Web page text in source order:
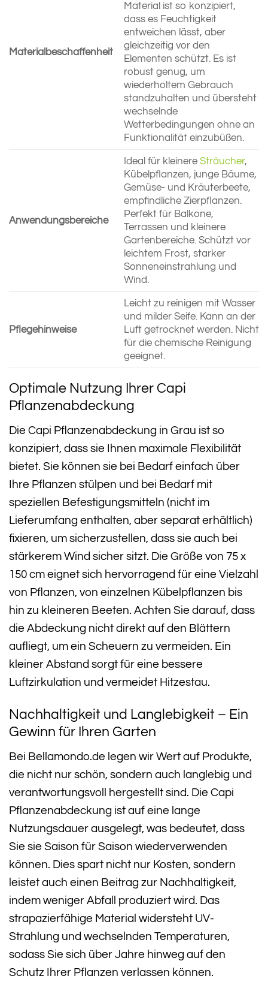
Materialbeschaffenheit
Material ist so konzipiert,
dass es Feuchtigkeit
entweichen lässt, aber
gleichzeitig vor den
Elementen schützt. Es ist
robust genug, um
wiederholtem Gebrauch
standzuhalten und übersteht
wechselnde
Wetterbedingungen ohne an
Funktionalität einzubüßen.
Anwendungsbereiche
Ideal für kleinere Sträucher,
Kübelpflanzen, junge Bäume,
Gemüse- und Kräuterbeete,
empfindliche Zierpflanzen.
Perfekt für Balkone,
Terrassen und kleinere
Gartenbereiche. Schützt vor
leichtem Frost, starker
Sonneneinstrahlung und
Wind.
Pflegehinweise
Leicht zu reinigen mit Wasser
und milder Seife. Kann an der
Luft getrocknet werden. Nicht
für die chemische Reinigung
geeignet.
Optimale Nutzung Ihrer Capi
Pflanzenabdeckung
Die Capi Pflanzenabdeckung in Grau ist so
konzipiert, dass sie Ihnen maximale Flexibilität
bietet. Sie können sie bei Bedarf einfach über
Ihre Pflanzen stülpen und bei Bedarf mit
speziellen Befestigungsmitteln (nicht im
Lieferumfang enthalten, aber separat erhältlich)
fixieren, um sicherzustellen, dass sie auch bei
stärkerem Wind sicher sitzt. Die Größe von 75 x
150 cm eignet sich hervorragend für eine Vielzahl
von Pflanzen, von einzelnen Kübelpflanzen bis
hin zu kleineren Beeten. Achten Sie darauf, dass
die Abdeckung nicht direkt auf den Blättern
aufliegt, um ein Scheuern zu vermeiden. Ein
kleiner Abstand sorgt für eine bessere
Luftzirkulation und vermeidet Hitzestau.
Nachhaltigkeit und Langlebigkeit – Ein
Gewinn für Ihren Garten
Bei Bellamondo.de legen wir Wert auf Produkte,
die nicht nur schön, sondern auch langlebig und
verantwortungsvoll hergestellt sind. Die Capi
Pflanzenabdeckung ist auf eine lange
Nutzungsdauer ausgelegt, was bedeutet, dass
Sie sie Saison für Saison wiederverwenden
können. Dies spart nicht nur Kosten, sondern
leistet auch einen Beitrag zur Nachhaltigkeit,
indem weniger Abfall produziert wird. Das
strapazierfähige Material widersteht UV-
Strahlung und wechselnden Temperaturen,
sodass Sie sich über Jahre hinweg auf den
Schutz Ihrer Pflanzen verlassen können.